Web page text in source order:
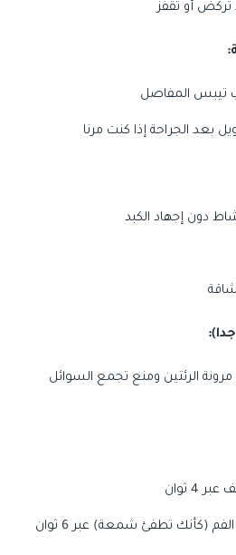
تركض أو تقفز
بعد الجراحة إذا كنت مرنا
دون إجهاد الكبد
الرئتين ومنع تجمع السوائل
4 ثوان
(كأنك تطفئ شمعة) عبر 6 ثوان